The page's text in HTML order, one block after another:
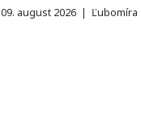
09. august 2026 | Ľubomíra